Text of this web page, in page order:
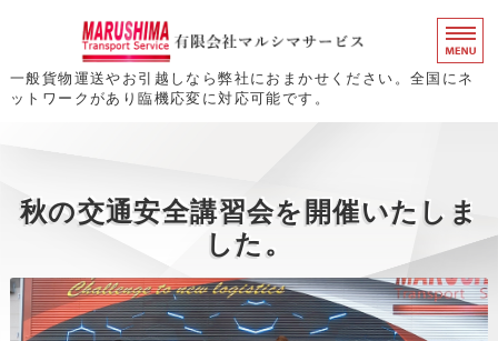
一般貨物運送やお引越しなら弊社におまかせください。全国にネ
ットワークがあり臨機応変に対応可能です。
会社概要
お問い合わせ
秋の交通安全講習会を開催いたしま
した。